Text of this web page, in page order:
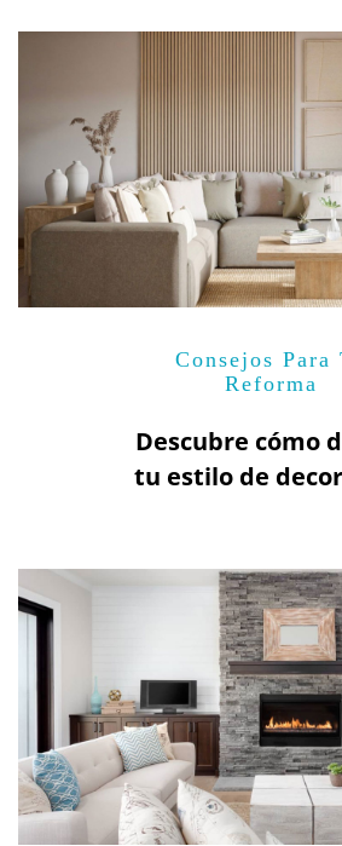
Consejos Para
Reforma
Descubre cómo
tu estilo de